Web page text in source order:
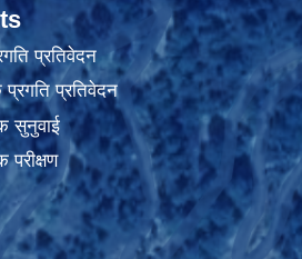
प्रतिवेदन
प्रगति प्रतिवेदन
सुनुवाई
परीक्षण